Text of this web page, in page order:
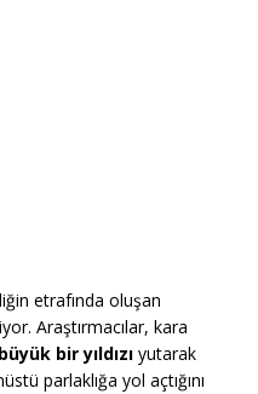
etrafında oluşan
Araştırmacılar, kara
bir yıldızı yutarak
parlaklığa yol açtığını